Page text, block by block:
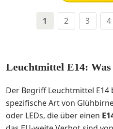
1 2 3 4
Leuchtmittel E14: Was
Der Begriff Leuchtmittel E14
spezifische Art von
oder LEDs, die über einen